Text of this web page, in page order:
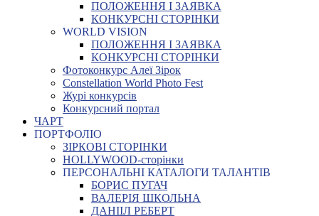
ПОЛОЖЕННЯ І ЗАЯВКА
КОНКУРСНІ СТОРІНКИ
WORLD VISION
ПОЛОЖЕННЯ І ЗАЯВКА
КОНКУРСНІ СТОРІНКИ
Фотоконкурс Алеї Зірок
Constellation World Photo Fest
Журі конкурсів
Конкурсний портал
ЧАРТ
ПОРТФОЛІО
ЗІРКОВІ СТОРІНКИ
HOLLYWOOD-сторінки
ПЕРСОНАЛЬНІ КАТАЛОГИ ТАЛАНТІВ
БОРИС ПУГАЧ
ВАЛЕРІЯ ШКОЛЬНА
ДАНІІЛ РЕБЕРТ